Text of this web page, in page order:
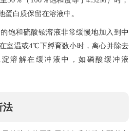
蛋白质保留在溶液中。
饱和硫酸铵溶液非常缓慢地加入到中
室温或4℃下孵育数小时，离心并除去
溶解在缓冲液中，如磷酸缓冲液
法